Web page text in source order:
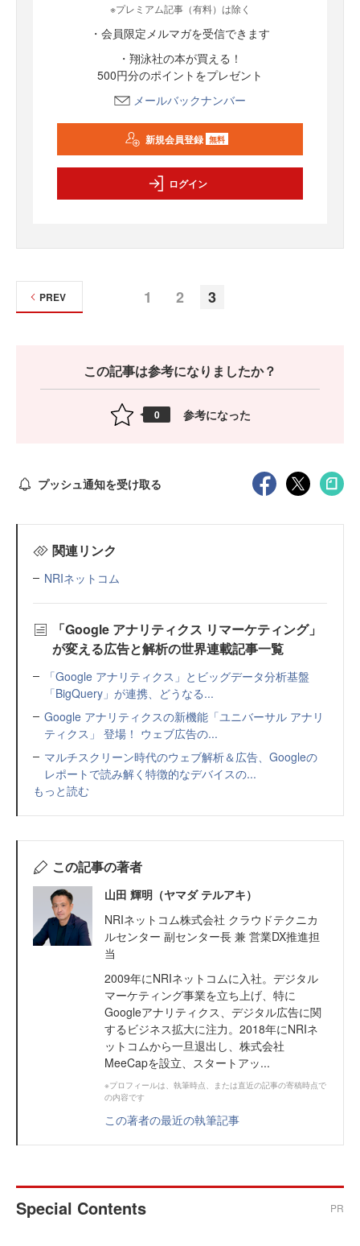
※プレミアム記事（有料）は除く
・会員限定メルマガを受信できます
・翔泳社の本が買える！
500円分のポイントをプレゼント
メールバックナンバー
新規会員登録 無料
ログイン
1 2 3
PREV
この記事は参考になりましたか？
0 参考になった
プッシュ通知を受け取る
関連リンク
NRIネットコム
「Google アナリティクス リマーケティング」
が変える広告と解析の世界連載記事一覧
「Google アナリティクス」とビッグデータ分析基盤
「BigQuery」が連携、どうなる...
Google アナリティクスの新機能「ユニバーサル アナリ
ティクス」 登場！ ウェブ広告の...
マルチスクリーン時代のウェブ解析＆広告、Googleの
レポートで読み解く特徴的なデバイスの...
もっと読む
この記事の著者
山田 輝明（ヤマダ テルアキ）
NRIネットコム株式会社 クラウドテクニカ
ルセンター 副センター長 兼 営業DX推進担
当
2009年にNRIネットコムに入社。デジタル
マーケティング事業を立ち上げ、特に
Googleアナリティクス、デジタル広告に関
するビジネス拡大に注力。2018年にNRIネ
ットコムから一旦退出し、株式会社
MeeCapを設立、スタートアッ...
※プロフィールは、執筆時点、または直近の記事の寄稿時点で
の内容です
この著者の最近の執筆記事
Special Contents PR